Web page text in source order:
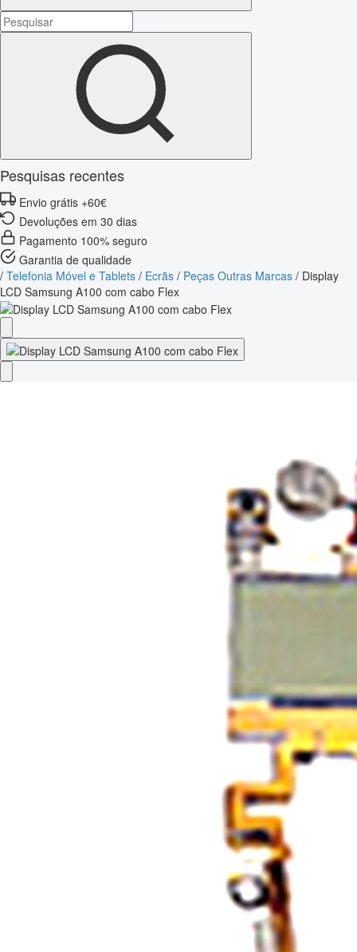
Pesquisas recentes
Envio grátis +60€
Devoluções em 30 dias
Pagamento 100% seguro
Garantia de qualidade
/ Telefonia Móvel e Tablets / Ecrãs / Peças Outras Marcas / Display
LCD Samsung A100 com cabo Flex